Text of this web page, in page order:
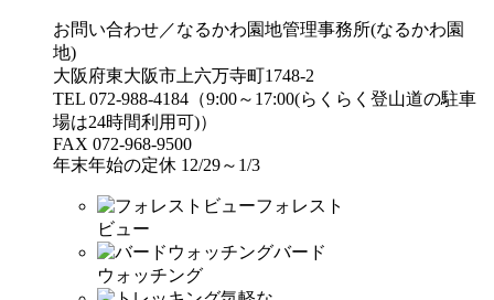
お問い合わせ／なるかわ園地管理事務所(なるかわ園
地)
大阪府東大阪市上六万寺町1748-2
TEL 072-988-4184（9:00～17:00(らくらく登山道の駐車
場は24時間利用可)）
FAX 072-968-9500
年末年始の定休 12/29～1/3
フォレスト
ビュー
バード
ウォッチング